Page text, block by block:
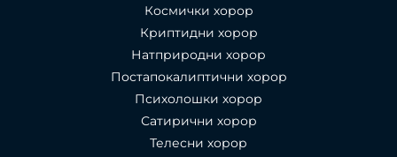
Космички хорор
Криптидни хорор
Натприродни хорор
Постапокалиптични хорор
Психолошки хорор
Сатирични хорор
Телесни хорор